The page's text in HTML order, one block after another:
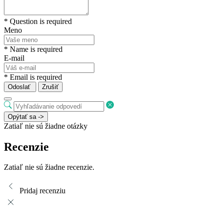
* Question is required
Meno
* Name is required
E-mail
* Email is required
Odoslať Zrušiť
Opýtať sa ->
Zatiaľ nie sú žiadne otázky
Recenzie
Zatiaľ nie sú žiadne recenzie.
Pridaj recenziu